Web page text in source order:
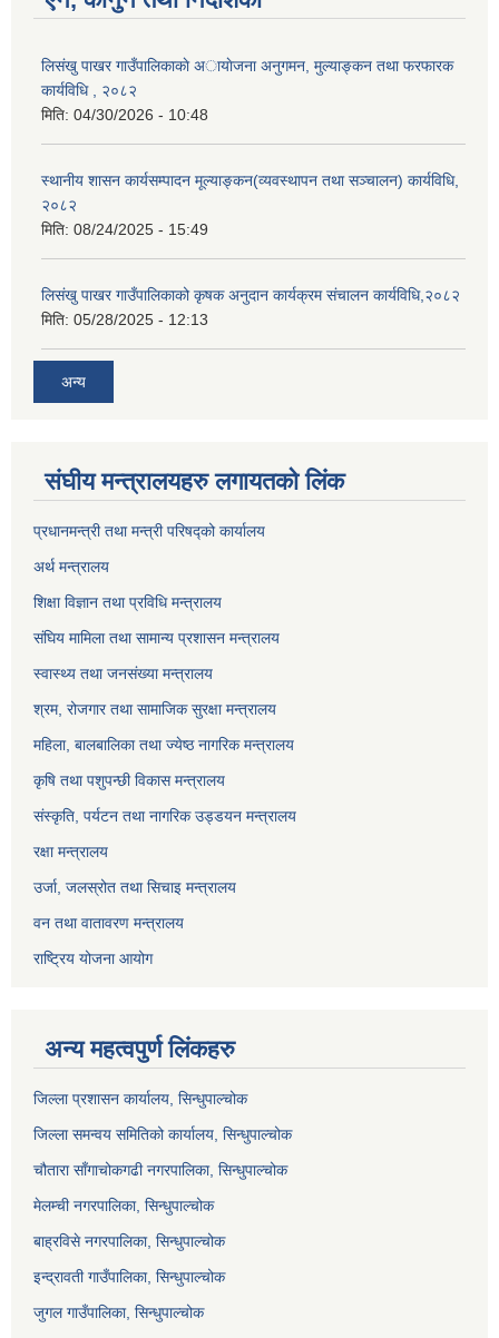
लिसंखु पाखर गाउँपालिकाकाे अायाेजना अनुगमन, मुल्याङ्कन तथा फरफारक
कार्यविधि , २०८२
मिति: 04/30/2026 - 10:48
स्थानीय शासन कार्यसम्पादन मूल्याङ्कन(व्यवस्थापन तथा सञ्चालन) कार्यविधि,
२०८२
मिति: 08/24/2025 - 15:49
लिसंखु पाखर गाउँपालिकाको कृषक अनुदान कार्यक्रम संचालन कार्यविधि,२०८२
मिति: 05/28/2025 - 12:13
अन्य
संघीय मन्त्रालयहरु लगायतको लिंक
प्रधानमन्त्री तथा मन्त्री परिषद्को कार्यालय
अर्थ मन्त्रालय
शिक्षा विज्ञान तथा प्रविधि मन्त्रालय
संघिय मामिला तथा सामान्य प्रशासन मन्त्रालय
स्वास्थ्य तथा जनसंख्या मन्त्रालय
श्रम, रोजगार तथा सामाजिक सुरक्षा मन्त्रालय
महिला, बालबालिका तथा ज्येष्ठ नागरिक मन्त्रालय
कृषि तथा पशुपन्छी विकास मन्त्रालय
संस्कृति, पर्यटन तथा नागरिक उड्डयन मन्त्रालय
रक्षा मन्त्रालय
उर्जा, जलस्रोत तथा सिचाइ मन्त्रालय
वन तथा वातावरण मन्त्रालय
राष्ट्रिय योजना आयोग
अन्य महत्वपुर्ण लिंकहरु
जिल्ला प्रशासन कार्यालय, सिन्धुपाल्चोक
जिल्ला समन्वय समितिको कार्यालय, सिन्धुपाल्चोक
चौतारा साँगाचोकगढी नगरपालिका, सिन्धुपाल्चोक
मेलम्ची नगरपालिका, सिन्धुपाल्चोक
बाह्रविसे नगरपालिका, सिन्धुपाल्चोक
इन्द्रावती गाउँपालिका, सिन्धुपाल्चोक
जुगल गाउँपालिका, सिन्धुपाल्चोक